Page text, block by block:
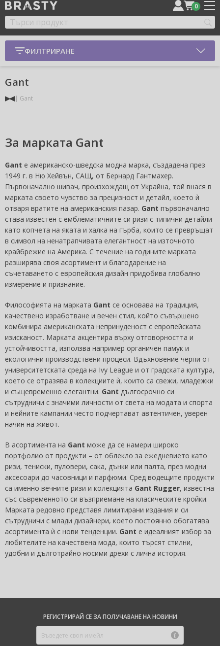
0
ФИЛТРИРАНЕ
Gant
Gant
За марката Gant
Gant е американско-шведска модна марка, създадена през
1949 г. в Ню Хейвън, САЩ, от Бернард Гантмахер.
Първоначално шивач, произхождащ от Украйна, той внася в
марката своето чувство за прецизност и детайл, което ѝ
отваря вратите на американския пазар. Gant първоначално
става известен с емблематичните си ризи с типични детайли
като копчета на яката и халка на гърба, които се превръщат
в символ на ненатрапчивата елегантност на източното
крайбрежие на Америка. С течение на годините марката
разширява своя асортимент и благодарение на
съчетаването с европейския дизайн придобива глобално
измерение и признание.
Философията на марката Gant се основава на традиция,
качествено изработване и вечен стил, който съвършено
комбинира американската непринуденост с европейската
изисканост. Марката акцентира върху отговорността и
устойчивостта, използва например органичен памук и
екологични производствени процеси. Вдъхновение черпи от
университетската среда на Ivy League и от градската култура,
което се отразява в колекциите ѝ, които са свежи, младежки
и същевременно елегантни. Gant дългосрочно си
сътрудничи с значими личности от света на модата и спорта
и нейните кампании често подчертават автентичен, уверен
начин на живот.
В асортимента на Gant може да се намери широко
портфолио от продукти – от облекло за ежедневието като
ризи, тениски, пуловери, сака, дънки или палта, през модни
аксесоари до часовници и парфюми. Сред водещите продукти
са именно вечните ризи и колекцията Gant Rugger, известна
със съвременното си възприемане на класическите кройки.
Марката редовно представя лимитирани издания и си
сътрудничи с млади дизайнери, което постоянно обогатява
асортимента ѝ с нови тенденции. Gant е идеалният избор за
любителите на качествена мода, които търсят стилни,
удобни и дълготрайно носими дрехи с лична история.
РЕГИСТРИРАЙ СЕ ЗА ПОЛУЧАВАНЕ НА НОВИНИ